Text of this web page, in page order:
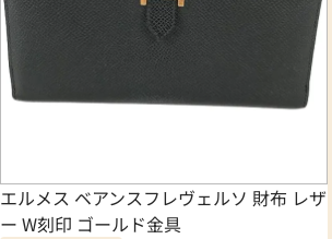
エルメス ベアンスフレヴェルソ 財布 レザ
ー W刻印 ゴールド金具